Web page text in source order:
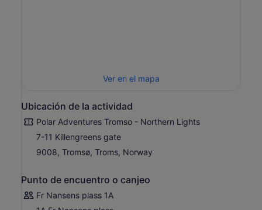
Ver en el mapa
Ubicación de la actividad
Polar Adventures Tromso - Northern Lights
7-11 Killengreens gate
9008, Tromsø, Troms, Norway
Punto de encuentro o canjeo
Fr Nansens plass 1A